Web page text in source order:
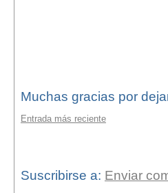
Muchas gracias por
Entrada más reciente
Suscribirse a: Enviar